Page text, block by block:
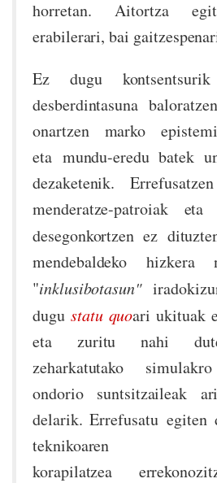
horretan. Aitortza
erabilerari, bai
Ez dugu
desberdintasuna
onartzen marko
eta mundu-eredu batek
dezaketenik.
menderatze-patroiak eta
desegonkortzen ez
mendebaldeko hizkera
"inklusibotasun"
dugu statu quoari ukituak
eta zuritu nahi
zeharkatutako
ondorio suntsitzaileak
delarik. Errefusatu egiten
korapilatzea